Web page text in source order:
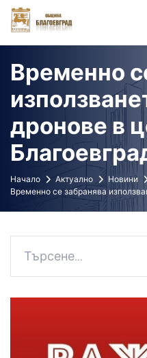
Временно
дронове в
Начало Актуално
Новини
Временно се забранява